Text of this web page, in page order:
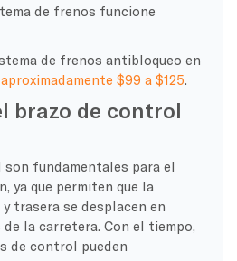
de frenos funcione
de frenos antibloqueo en
aproximadamente $99 a $125
brazo de control
fundamentales para el
ya que permiten que la
trasera se desplacen en
la carretera. Con el tiempo,
de control pueden